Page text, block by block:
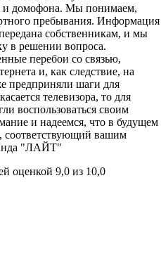
и домофона. Мы понимаем,
пребывания. Информация
собственникам, и мы
в решении вопроса.
перебои со связью,
и, как следствие, на
предприняли шаги для
телевизора, то для
воспользоваться своим
и надеемся, что в будущем
соответствующий вашим
"ЛАЙТ"
оценкой 9,0 из 10,0